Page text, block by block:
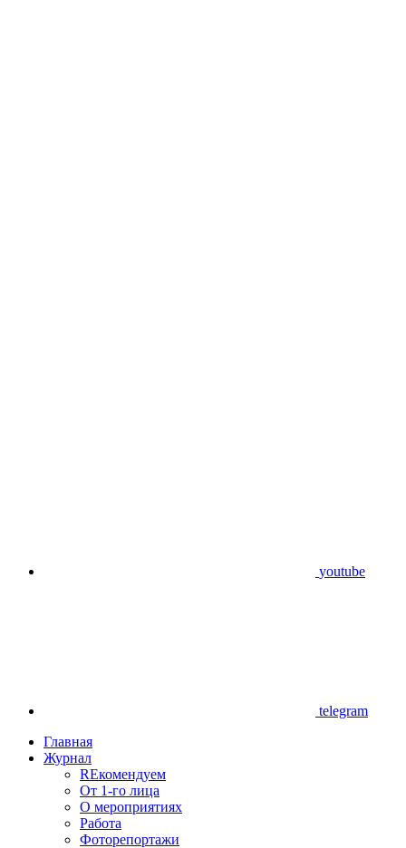
youtube
telegram
Главная
Журнал
REкомендуем
От 1-го лица
О мероприятиях
Работа
Фоторепортажи